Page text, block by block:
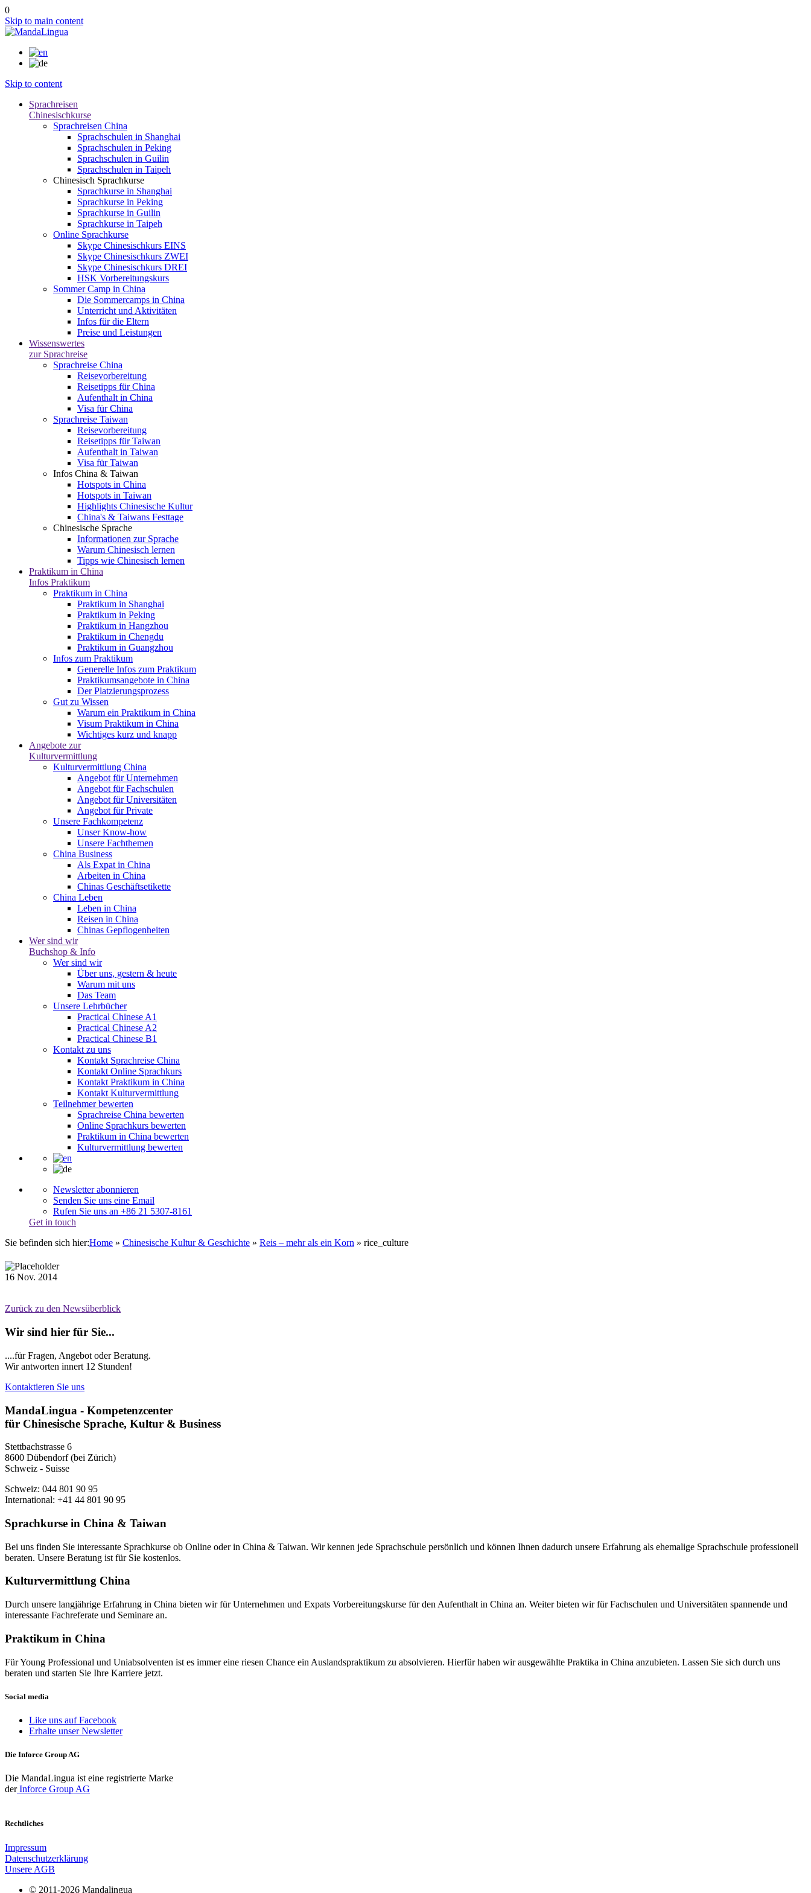
0
Skip to main content
Skip to content
Sprachreisen
Chinesischkurse
Sprachreisen China
Sprachschulen in Shanghai
Sprachschulen in Peking
Sprachschulen in Guilin
Sprachschulen in Taipeh
Chinesisch Sprachkurse
Sprachkurse in Shanghai
Sprachkurse in Peking
Sprachkurse in Guilin
Sprachkurse in Taipeh
Online Sprachkurse
Skype Chinesischkurs EINS
Skype Chinesischkurs ZWEI
Skype Chinesischkurs DREI
HSK Vorbereitungskurs
Sommer Camp in China
Die Sommercamps in China
Unterricht und Aktivitäten
Infos für die Eltern
Preise und Leistungen
Wissenswertes
zur Sprachreise
Sprachreise China
Reisevorbereitung
Reisetipps für China
Aufenthalt in China
Visa für China
Sprachreise Taiwan
Reisevorbereitung
Reisetipps für Taiwan
Aufenthalt in Taiwan
Visa für Taiwan
Infos China & Taiwan
Hotspots in China
Hotspots in Taiwan
Highlights Chinesische Kultur
China's & Taiwans Festtage
Chinesische Sprache
Informationen zur Sprache
Warum Chinesisch lernen
Tipps wie Chinesisch lernen
Praktikum in China
Infos Praktikum
Praktikum in China
Praktikum in Shanghai
Praktikum in Peking
Praktikum in Hangzhou
Praktikum in Chengdu
Praktikum in Guangzhou
Infos zum Praktikum
Generelle Infos zum Praktikum
Praktikumsangebote in China
Der Platzierungsprozess
Gut zu Wissen
Warum ein Praktikum in China
Visum Praktikum in China
Wichtiges kurz und knapp
Angebote zur
Kulturvermittlung
Kulturvermittlung China
Angebot für Unternehmen
Angebot für Fachschulen
Angebot für Universitäten
Angebot für Private
Unsere Fachkompetenz
Unser Know-how
Unsere Fachthemen
China Business
Als Expat in China
Arbeiten in China
Chinas Geschäftsetikette
China Leben
Leben in China
Reisen in China
Chinas Gepflogenheiten
Wer sind wir
Buchshop & Info
Wer sind wir
Über uns, gestern & heute
Warum mit uns
Das Team
Unsere Lehrbücher
Practical Chinese A1
Practical Chinese A2
Practical Chinese B1
Kontakt zu uns
Kontakt Sprachreise China
Kontakt Online Sprachkurs
Kontakt Praktikum in China
Kontakt Kulturvermittlung
Teilnehmer bewerten
Sprachreise China bewerten
Online Sprachkurs bewerten
Praktikum in China bewerten
Kulturvermittlung bewerten
Newsletter abonnieren
Senden Sie uns eine Email
Rufen Sie uns an +86 21 5307-8161
Get in touch
Sie befinden sich hier:Home » Chinesische Kultur & Geschichte » Reis – mehr als ein Korn » rice_culture
16 Nov. 2014
Zurück zu den Newsüberblick
Wir sind hier für Sie...
....für Fragen, Angebot oder Beratung.
Wir antworten innert 12 Stunden!
Kontaktieren Sie uns
MandaLingua - Kompetenzcenter
für Chinesische Sprache, Kultur & Business
Stettbachstrasse 6
8600 Dübendorf (bei Zürich)
Schweiz - Suisse
Schweiz: 044 801 90 95
International: +41 44 801 90 95
Sprachkurse in China & Taiwan
Bei uns finden Sie interessante Sprachkurse ob Online oder in China & Taiwan. Wir kennen jede Sprachschule persönlich und können Ihnen dadurch unsere Erfahrung als ehemalige Sprachschule professionell
beraten. Unsere Beratung ist für Sie kostenlos.
Kulturvermittlung China
Durch unsere langjährige Erfahrung in China bieten wir für Unternehmen und Expats Vorbereitungskurse für den Aufenthalt in China an. Weiter bieten wir für Fachschulen und Universitäten spannende und
interessante Fachreferate und Seminare an.
Praktikum in China
Für Young Professional und Uniabsolventen ist es immer eine riesen Chance ein Auslandspraktikum zu absolvieren. Hierfür haben wir ausgewählte Praktika in China anzubieten. Lassen Sie sich durch uns
beraten und starten Sie Ihre Karriere jetzt.
Social media
Like uns auf Facebook
Erhalte unser Newsletter
Die Inforce Group AG
Die MandaLingua ist eine registrierte Marke
derInforce Group AG
Rechtliches
Impressum
Datenschutzerklärung
Unsere AGB
© 2011-2026 Mandalingua